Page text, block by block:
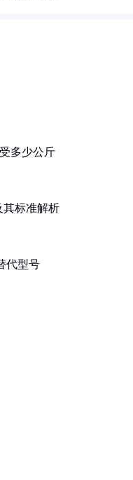
多少公斤
其标准解析
代型号